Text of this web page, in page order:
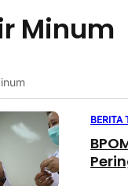
Minum
BERITA